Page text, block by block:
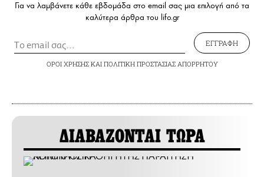
Για να λαμβάνετε κάθε εβδομάδα στο email σας μια επιλογή από τα
καλύτερα άρθρα του lifo.gr
ΕΓΓΡΑΦΗ
ΟΡΟΙ ΧΡΗΣΗΣΚΑΙ ΠΟΛΙΤΙΚΗ ΠΡΟΣΤΑΣΙΑΣ ΑΠΟΡΡΗΤΟΥ
ΔΙΑΒΑΖΟΝΤΑΙ ΤΩΡΑ